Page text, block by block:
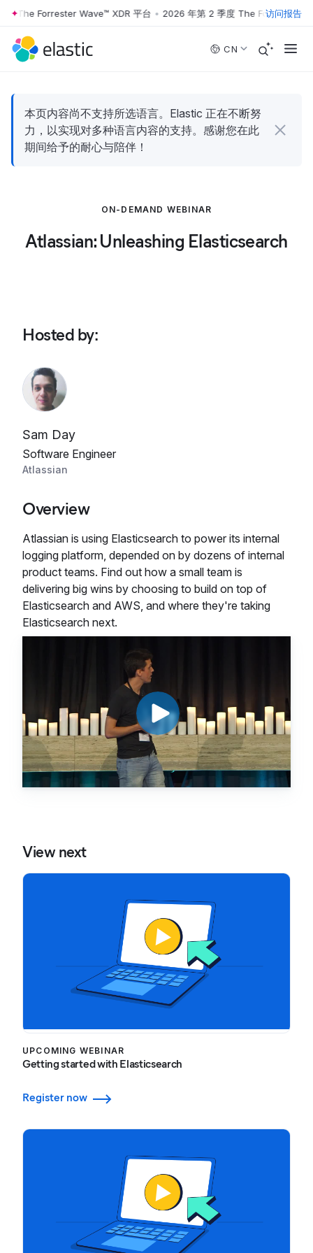
Skip to main content
The Forrester Wave™ XDR 平台 • 2026 年第 2 季度 The Forrester
访问报告
CN
本页内容尚不支持所选语言。Elastic 正在不断努
力，以实现对多种语言内容的支持。感谢您在此
期间给予的耐心与陪伴！
ON-DEMAND WEBINAR
Atlassian: Unleashing Elasticsearch
Hosted by:
Sam Day
Software Engineer
Atlassian
Overview
Atlassian is using Elasticsearch to power its internal
logging platform, depended on by dozens of internal
product teams. Find out how a small team is
delivering big wins by choosing to build on top of
Elasticsearch and AWS, and where they're taking
Elasticsearch next.
View next
UPCOMING WEBINAR
Getting started with Elasticsearch
Register now